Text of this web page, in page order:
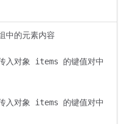
中的元素内容
入对象 items 的键值对中
入对象 items 的键值对中